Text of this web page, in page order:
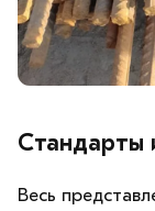
Стандарты
Весь